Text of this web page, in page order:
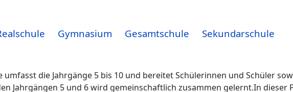
Gymnasium Gesamtschule Sekundarschule
umfasst die Jahrgänge 5 bis 10 und bereitet Schülerinnen und Schüler
Jahrgängen 5 und 6 wird gemeinschaftlich zusammen gelernt.In dieser